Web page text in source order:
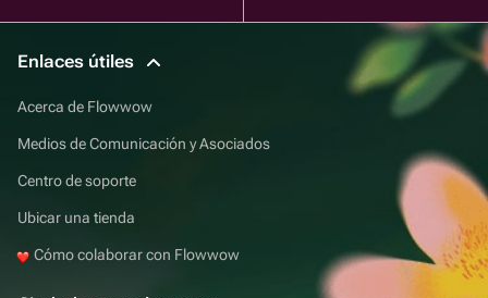
Enlaces útiles
Acerca de Flowwow
Medios de Comunicación y Asociados
Centro de soporte
Ubicar una tienda
Cómo colaborar con Flowwow